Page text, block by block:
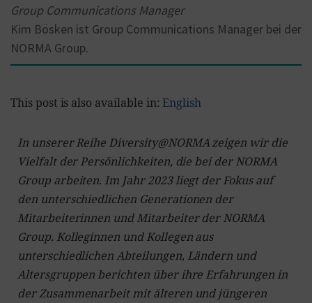
Group Communications Manager
Kim Bösken ist Group Communications Manager bei der
NORMA Group.
This post is also available in: English
In unserer Reihe Diversity@NORMA zeigen wir die
Vielfalt der Persönlichkeiten, die bei der NORMA
Group arbeiten. Im Jahr 2023 liegt der Fokus auf
den unterschiedlichen Generationen der
Mitarbeiterinnen und Mitarbeiter der NORMA
Group. Kolleginnen und Kollegen aus
unterschiedlichen Abteilungen, Ländern und
Altersgruppen berichten über ihre Erfahrungen in
der Zusammenarbeit mit älteren und jüngeren